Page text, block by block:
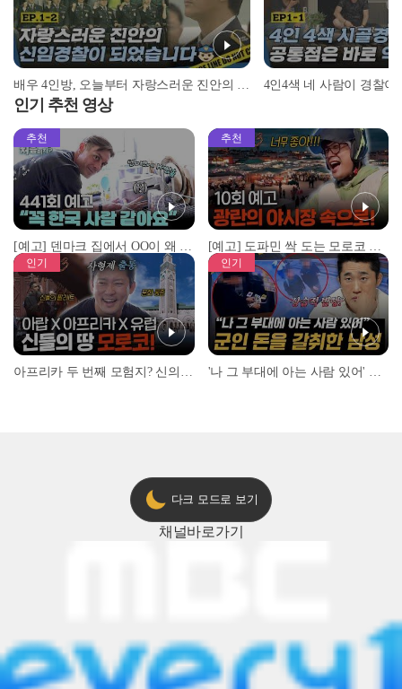
배우 4인방, 오늘부터 자랑스러운 진안의 신임경찰이 되었습니다?‍ l #시골경찰정주행​ l #MBCevery1 l EP.1-2
인기 추천 영상
추천
[예고] 덴마크 집에서 OO이 왜 나와...? 이상할 정도로 한국을 사랑하는 우리 형을 제보합니다!
추천
[예고] 도파민 싹 도는 모로코 야시장 투어!
인기 인기
다크 모드로 보기
채널바로가기